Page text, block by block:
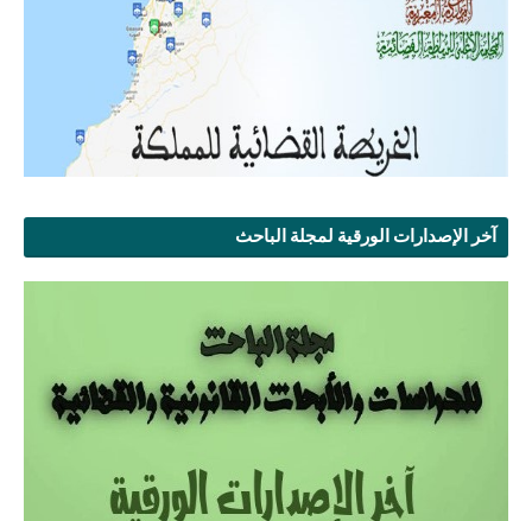
آخر الإصدارات الورقية لمجلة الباحث